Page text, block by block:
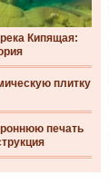
Кипящая:
плитку
печать